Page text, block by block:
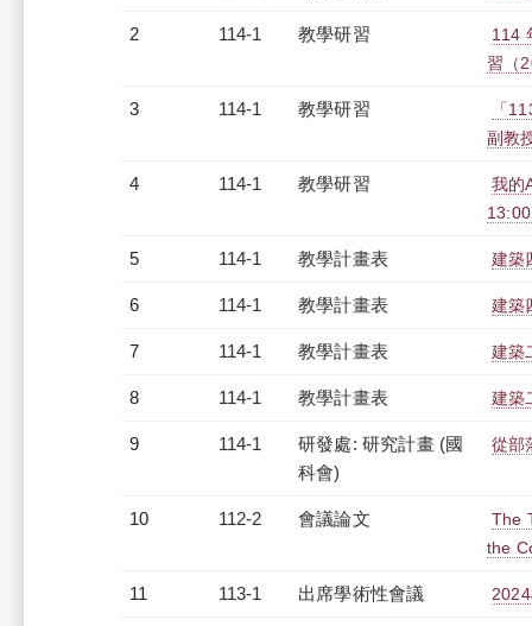
2 114-1 教學研習
114
習（
3 114-1 教學研習
「
副教
4 114-1 教學研習
我的
5 114-1 教學計畫表 建築
6 114-1 教學計畫表 建築
7 114-1 教學計畫表 建築
8 114-1 教學計畫表 建築
9 114-1
研發處: 研究計畫 (國
科會)
從部
10 112-2 會議論文
The
the
11 113-1 出席學術性會議